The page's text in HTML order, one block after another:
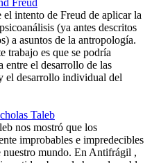
Freud
el intento de Freud de aplicar la
(ya antes descritos
a asuntos de la antropología.
trabajo es que se podría
entre el desarrollo de las
el desarrollo individual del
Taleb
nos mostró que los
improbables e impredecibles
nuestro mundo. En Antifrágil ,